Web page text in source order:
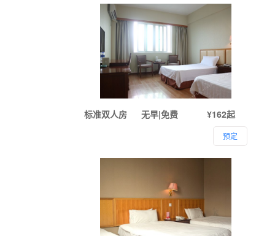
标准双人房 ¥162起
无早|免费
预定